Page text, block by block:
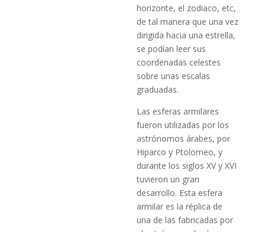
horizonte, el zodiaco, etc,
de tal manera que una vez
dirigida hacia una estrella,
se podían leer sus
coordenadas celestes
sobre unas escalas
graduadas.
Las esferas armilares
fueron utilizadas por los
astrónomos árabes, por
Hiparco y Ptolomeo, y
durante los siglos XV y XVI
tuvieron un gran
desarrollo. Esta esfera
armilar es la réplica de
una de las fabricadas por